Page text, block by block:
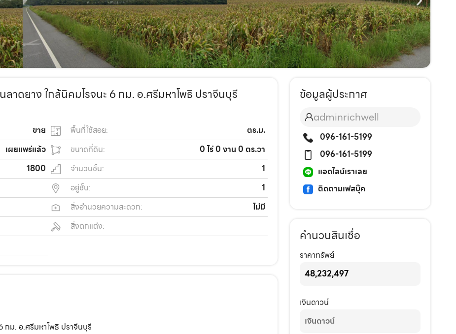
าดยาง ใกล้นิคมโรจนะ 6 กม. อ.ศรีมหาโพธิ ปราจีนบุรี
ขาย
เผยแพร่แล้ว
1800
พื้นที่ใช้สอย:
ตร.ม.
ขนาดที่ดิน:
0 ไร่ 0 งาน 0 ตร.วา
จำนวนชั้น:
1
อยู่ชั้น:
1
สิ่งอำนวยความสะดวก:
ไม่มี
สิ่งตกแต่ง:
กม. อ.ศรีมหาโพธิ ปราจีนบุรี
ข้อมูลผู้ประกาศ
adminrichwell
096-161-5199
096-161-5199
แอดไลน์เราเลย
ติดตามเฟสบุ๊ค
คำนวนสินเชื่อ
ราคาทรัพย์
เงินดาวน์